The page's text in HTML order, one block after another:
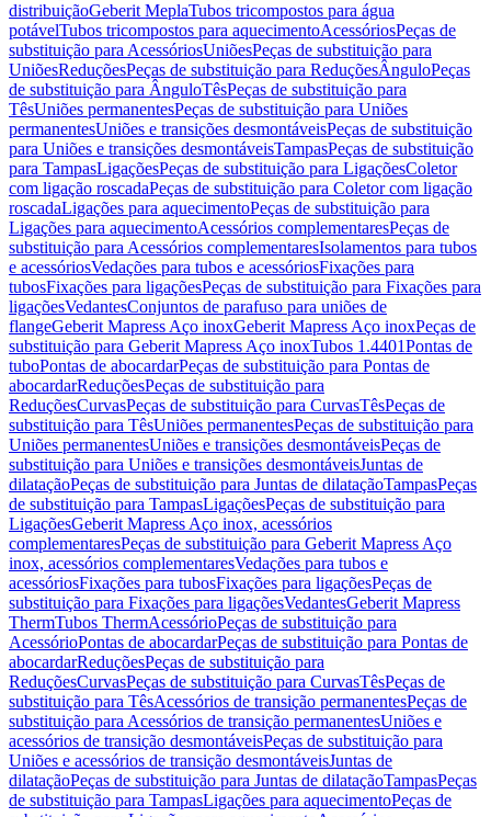
distribuiçãoGeberit MeplaTubos tricompostos para água
potávelTubos tricompostos para aquecimentoAcessóriosPeças de
substituição para AcessóriosUniõesPeças de substituição para
UniõesReduçõesPeças de substituição para ReduçõesÂnguloPeças
de substituição para ÂnguloTêsPeças de substituição para
TêsUniões permanentesPeças de substituição para Uniões
permanentesUniões e transições desmontáveisPeças de substituição
para Uniões e transições desmontáveisTampasPeças de substituição
para TampasLigaçõesPeças de substituição para LigaçõesColetor
com ligação roscadaPeças de substituição para Coletor com ligação
roscadaLigações para aquecimentoPeças de substituição para
Ligações para aquecimentoAcessórios complementaresPeças de
substituição para Acessórios complementaresIsolamentos para tubos
e acessóriosVedações para tubos e acessóriosFixações para
tubosFixações para ligaçõesPeças de substituição para Fixações para
ligaçõesVedantesConjuntos de parafuso para uniões de
flangeGeberit Mapress Aço inoxGeberit Mapress Aço inoxPeças de
substituição para Geberit Mapress Aço inoxTubos 1.4401Pontas de
tuboPontas de abocardarPeças de substituição para Pontas de
abocardarReduçõesPeças de substituição para
ReduçõesCurvasPeças de substituição para CurvasTêsPeças de
substituição para TêsUniões permanentesPeças de substituição para
Uniões permanentesUniões e transições desmontáveisPeças de
substituição para Uniões e transições desmontáveisJuntas de
dilataçãoPeças de substituição para Juntas de dilataçãoTampasPeças
de substituição para TampasLigaçõesPeças de substituição para
LigaçõesGeberit Mapress Aço inox, acessórios
complementaresPeças de substituição para Geberit Mapress Aço
inox, acessórios complementaresVedações para tubos e
acessóriosFixações para tubosFixações para ligaçõesPeças de
substituição para Fixações para ligaçõesVedantesGeberit Mapress
ThermTubos ThermAcessórioPeças de substituição para
AcessórioPontas de abocardarPeças de substituição para Pontas de
abocardarReduçõesPeças de substituição para
ReduçõesCurvasPeças de substituição para CurvasTêsPeças de
substituição para TêsAcessórios de transição permanentesPeças de
substituição para Acessórios de transição permanentesUniões e
acessórios de transição desmontáveisPeças de substituição para
Uniões e acessórios de transição desmontáveisJuntas de
dilataçãoPeças de substituição para Juntas de dilataçãoTampasPeças
de substituição para TampasLigações para aquecimentoPeças de